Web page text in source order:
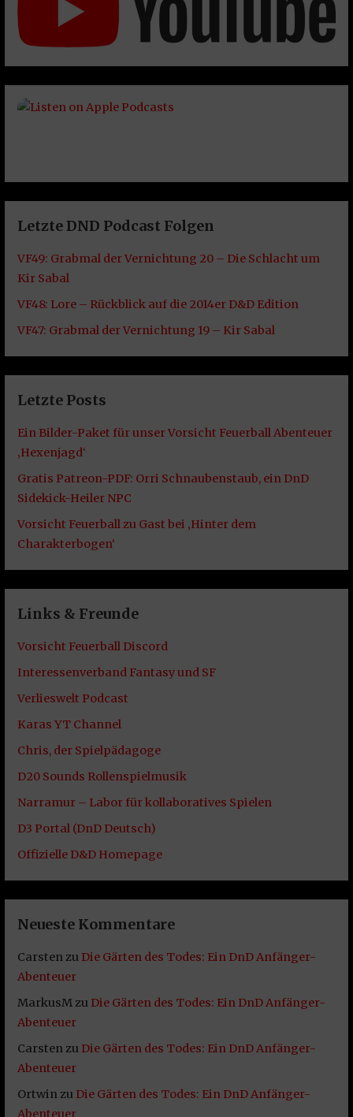
Letzte DND Podcast Folgen
VF49: Grabmal der Vernichtung 20 – Die Schlacht um
Kir Sabal
VF48: Lore – Rückblick auf die 2014er D&D Edition
VF47: Grabmal der Vernichtung 19 – Kir Sabal
Letzte Posts
Ein Bilder-Paket für unser Vorsicht Feuerball Abenteuer
‚Hexenjagd‘
Gratis Patreon-PDF: Orri Schnaubenstaub, ein DnD
Sidekick-Heiler NPC
Vorsicht Feuerball zu Gast bei ‚Hinter dem
Charakterbogen‘
Links & Freunde
Vorsicht Feuerball Discord
Interessenverband Fantasy und SF
Verlieswelt Podcast
Karas YT Channel
Chris, der Spielpädagoge
D20 Sounds Rollenspielmusik
Narramur – Labor für kollaboratives Spielen
D3 Portal (DnD Deutsch)
Offizielle D&D Homepage
Neueste Kommentare
Carstenzu Die Gärten des Todes: Ein DnD Anfänger-
Abenteuer
MarkusMzu Die Gärten des Todes: Ein DnD Anfänger-
Abenteuer
Carstenzu Die Gärten des Todes: Ein DnD Anfänger-
Abenteuer
Ortwinzu Die Gärten des Todes: Ein DnD Anfänger-
Abenteuer